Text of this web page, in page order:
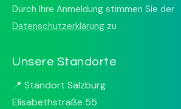
Durch Ihre Anmeldung stimmen Sie der
Datenschutzerklärung zu
Unsere Standorte
📍 Standort Salzburg
Elisabethstraße 55